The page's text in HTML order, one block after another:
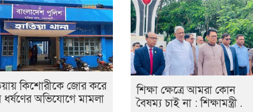
কিশোরীকে জোর করে
ধর্ষণের অভিযোগে মামলা
শিক্ষা ক্ষেত্রে আমরা কোন
বৈষম্য চাই না : শিক্ষামন্ত্রী .